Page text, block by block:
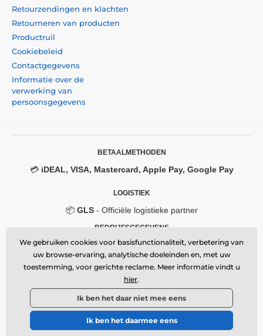
Retourzendingen en klachten
Retourneren van producten
Productruil
Cookiebeleid
Contactgegevens
Informatie over de
verwerking van
persoonsgegevens
BETAALMETHODEN
💳 iDEAL, VISA, Mastercard, Apple Pay, Google Pay
LOGISTIEK
📦 GLS- Officiële logistieke partner
BEDRIJFSGEGEVENS
Momanio s.r.o.
Okružní 361/14, 747 18, Píšť, Czech Republic
VAT: CZ09604707
info@momanio.nl
🔒 Beveiligde SSL-verbinding
© 2026 www.momanio.nl ⦁ Webshop gemaakt door
We gebruiken cookies voor basisfunctionaliteit, verbetering van
uw browse-ervaring, analytische doeleinden en, met uw
toestemming, voor gerichte reclame. Meer informatie vindt u
hier.
Ik ben het daar niet mee eens
Ik ben het daarmee eens